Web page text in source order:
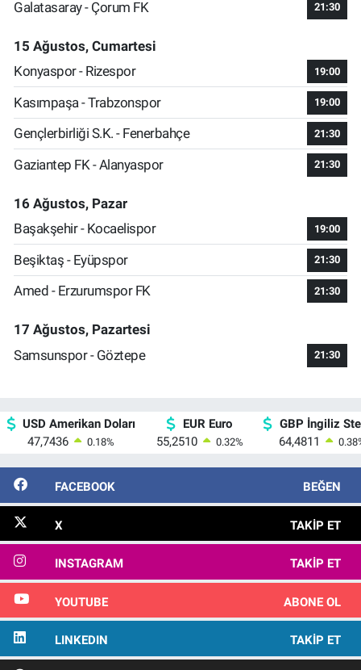
Galatasaray - Çorum FK 21:30
15 Ağustos, Cumartesi
Konyaspor - Rizespor
19:00
Kasımpaşa - Trabzonspor 19:00
Gençlerbirliği S.K. - Fenerbahçe 21:30
Gaziantep FK - Alanyaspor 21:30
16 Ağustos, Pazar
Başakşehir - Kocaelispor
19:00
Beşiktaş - Eyüpspor 21:30
Amed - Erzurumspor FK 21:30
17 Ağustos, Pazartesi
Samsunspor - Göztepe
21:30
USD Amerikan Doları
47,7436
0.18%
EUR Euro
55,2510
0.32%
GBP İngiliz
64,4811
0.38
FACEBOOK BEĞEN
X TAKIP ET
INSTAGRAM TAKIP ET
YOUTUBE ABONE OL
LINKEDIN TAKIP ET